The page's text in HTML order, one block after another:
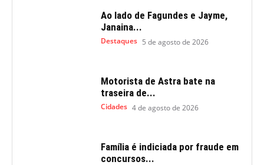
Ao lado de Fagundes e Jayme,
Janaina...
Destaques 5 de agosto de 2026
Motorista de Astra bate na
traseira de...
Cidades 4 de agosto de 2026
Família é indiciada por fraude em
concursos...